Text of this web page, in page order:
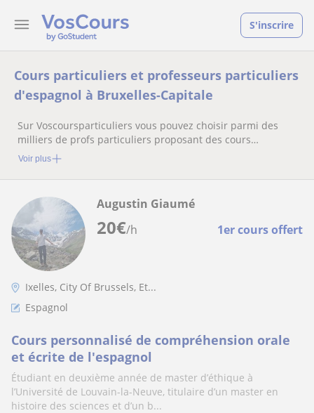
S'inscrire
Cours particuliers et professeurs particuliers
d'espagnol à Bruxelles-Capitale
Sur Voscoursparticuliers vous pouvez choisir parmi des
milliers de profs particuliers proposant des cours
particuliers
Voir plus
20€/h 1er cours offert
Augustin Giaumé
Ixelles, City Of Brussels, Et...
Espagnol
Cours personnalisé de compréhension orale
et écrite de l'espagnol
Étudiant en deuxième année de master d’éthique à
l’Université de Louvain-la-Neuve, titulaire d’un master en
histoire des sciences et d’un b...